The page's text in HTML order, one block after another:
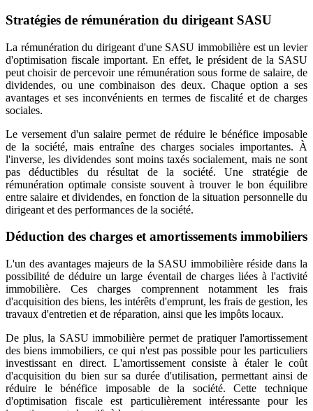
Stratégies de rémunération du dirigeant SASU
La rémunération du dirigeant d'une SASU immobilière est un levier
d'optimisation fiscale important. En effet, le président de la SASU
peut choisir de percevoir une rémunération sous forme de salaire, de
dividendes, ou une combinaison des deux. Chaque option a ses
avantages et ses inconvénients en termes de fiscalité et de charges
sociales.
Le versement d'un salaire permet de réduire le bénéfice imposable
de la société, mais entraîne des charges sociales importantes. À
l'inverse, les dividendes sont moins taxés socialement, mais ne sont
pas déductibles du résultat de la société. Une stratégie de
rémunération optimale consiste souvent à trouver le bon équilibre
entre salaire et dividendes, en fonction de la situation personnelle du
dirigeant et des performances de la société.
Déduction des charges et amortissements immobiliers
L'un des avantages majeurs de la SASU immobilière réside dans la
possibilité de déduire un large éventail de charges liées à l'activité
immobilière. Ces charges comprennent notamment les frais
d'acquisition des biens, les intérêts d'emprunt, les frais de gestion, les
travaux d'entretien et de réparation, ainsi que les impôts locaux.
De plus, la SASU immobilière permet de pratiquer l'amortissement
des biens immobiliers, ce qui n'est pas possible pour les particuliers
investissant en direct. L'amortissement consiste à étaler le coût
d'acquisition du bien sur sa durée d'utilisation, permettant ainsi de
réduire le bénéfice imposable de la société. Cette technique
d'optimisation fiscale est particulièrement intéressante pour les